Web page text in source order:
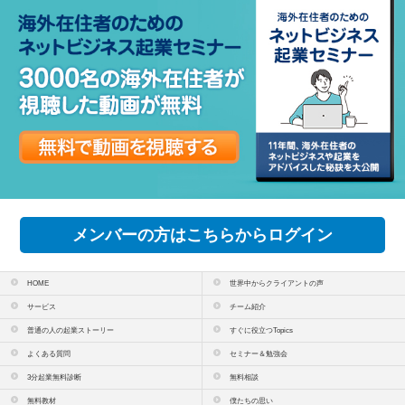
メンバーの方はこちらからログイン
HOME 世界中からクライアントの声
サービス チーム紹介
普通の人の起業ストーリー すぐに役立つTopics
よくある質問 セミナー＆勉強会
3分起業無料診断 無料相談
無料教材 僕たちの思い